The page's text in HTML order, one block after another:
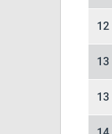
12
13
13